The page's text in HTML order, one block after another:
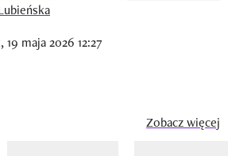
maja 2026 12:27
Zobacz więcej